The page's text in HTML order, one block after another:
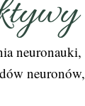
neuronauki,
neuronów,